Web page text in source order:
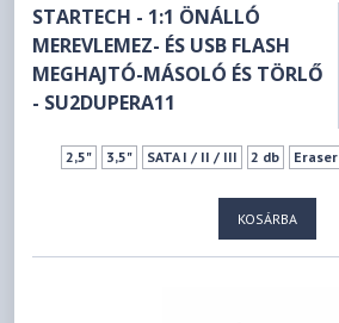
STARTECH - 1:1 ÖNÁLLÓ
MEREVLEMEZ- ÉS USB FLASH
MEGHAJTÓ-MÁSOLÓ ÉS TÖRLŐ
- SU2DUPERA11
2,5" 3,5" SATA I / II / III 2 db Eraser
KOSÁRBA